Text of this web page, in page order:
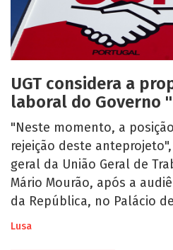
UGT considera a
laboral do Governo
"Neste momento, a
rejeição deste
geral da União Geral de
Mário Mourão, após a
da República, no Palácio
Lusa